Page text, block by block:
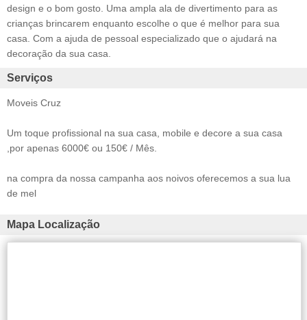
design e o bom gosto. Uma ampla ala de divertimento para as
crianças brincarem enquanto escolhe o que é melhor para sua
casa. Com a ajuda de pessoal especializado que o ajudará na
decoração da sua casa.
Serviços
Moveis Cruz
Um toque profissional na sua casa, mobile e decore a sua casa
,por apenas 6000€ ou 150€ / Mês.
na compra da nossa campanha aos noivos oferecemos a sua lua
de mel
Mapa Localização